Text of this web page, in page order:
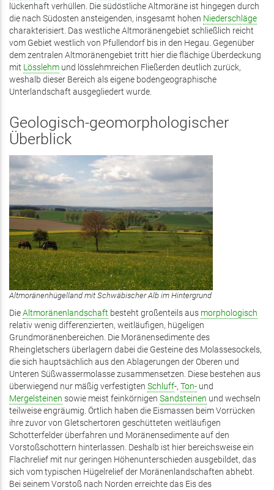
lückenhaft verhüllen. Die südöstliche Altmoräne ist hingegen durch
die nach Südosten ansteigenden, insgesamt hohen Niederschläge
charakterisiert. Das westliche Altmoränengebiet schließlich reicht
vom Gebiet westlich von Pfullendorf bis in den Hegau. Gegenüber
dem zentralen Altmoränengebiet tritt hier die flächige Überdeckung
mit Lösslehm und lösslehmreichen Fließerden deutlich zurück,
weshalb dieser Bereich als eigene bodengeographische
Unterlandschaft ausgegliedert wurde.
Geologisch-geomorphologischer
Überblick
Altmoränenhügelland mit Schwäbischer Alb im Hintergrund
DieAltmoränenlandschaft besteht großenteils aus morphologisch
relativ wenig differenzierten, weitläufigen, hügeligen
Grundmoränenbereichen. Die Moränensedimente des
Rheingletschers überlagern dabei die Gesteine des Molassesockels,
die sich hauptsächlich aus den Ablagerungen der Oberen und
Unteren Süßwassermolasse zusammensetzen. Diese bestehen aus
überwiegend nur mäßig verfestigten Schluff-, Ton- und
Mergelsteinen sowie meist feinkörnigen Sandsteinen und wechseln
teilweise engräumig. Örtlich haben die Eismassen beim Vorrücken
ihre zuvor von Gletschertoren geschütteten weitläufigen
Schotterfelder überfahren und Moränensedimente auf den
Vorstoßschottern hinterlassen. Deshalb ist hier bereichsweise ein
Flachrelief mit nur geringen Höhenunterschieden ausgebildet, das
sich vom typischen Hügelrelief der Moränenlandschaften abhebt.
Bei seinem Vorstoß nach Norden erreichte das Eis des